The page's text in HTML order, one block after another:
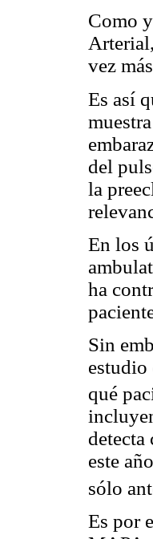
Como
vez
Es así
del
la
En los
ha
Sin
estudio
qué
este
sólo
Es por